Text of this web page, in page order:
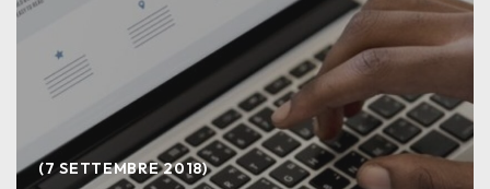
7 SETTEMBRE 2018